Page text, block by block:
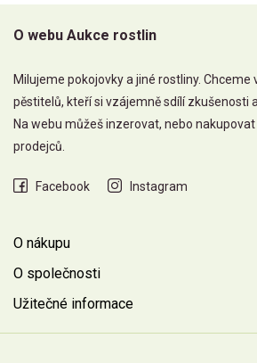
O webu Aukce rostlin
Milujeme pokojovky a jiné rostliny.
pěstitelů, kteří si vzájemně sdílí zkušenosti
Na webu můžeš inzerovat, nebo
prodejců.
Facebook Instagram
O nákupu
O společnosti
Užitečné informace